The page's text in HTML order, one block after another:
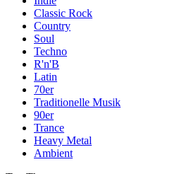
Classic Rock
Country
Soul
Techno
R'n'B
Latin
70er
Traditionelle Musik
90er
Trance
Heavy Metal
Ambient